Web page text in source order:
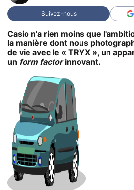
Suivez-nous
Casio n'a rien moins que
la manière dont nous
de vie avec le « TRYX », un
un form factorinnovant.